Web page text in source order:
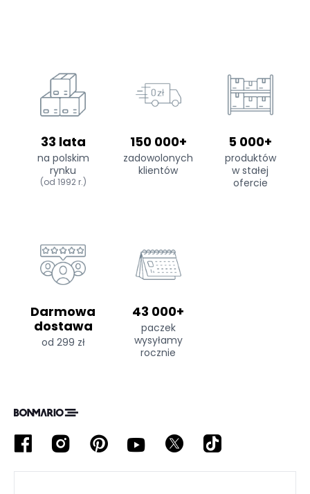
33 lata
na polskim
rynku
(od 1992 r.)
150 000+
zadowolonych
klientów
5 000+
produktów
w stałej
ofercie
Darmowa
dostawa
od 299 zł
43 000+
paczek
wysyłamy
rocznie